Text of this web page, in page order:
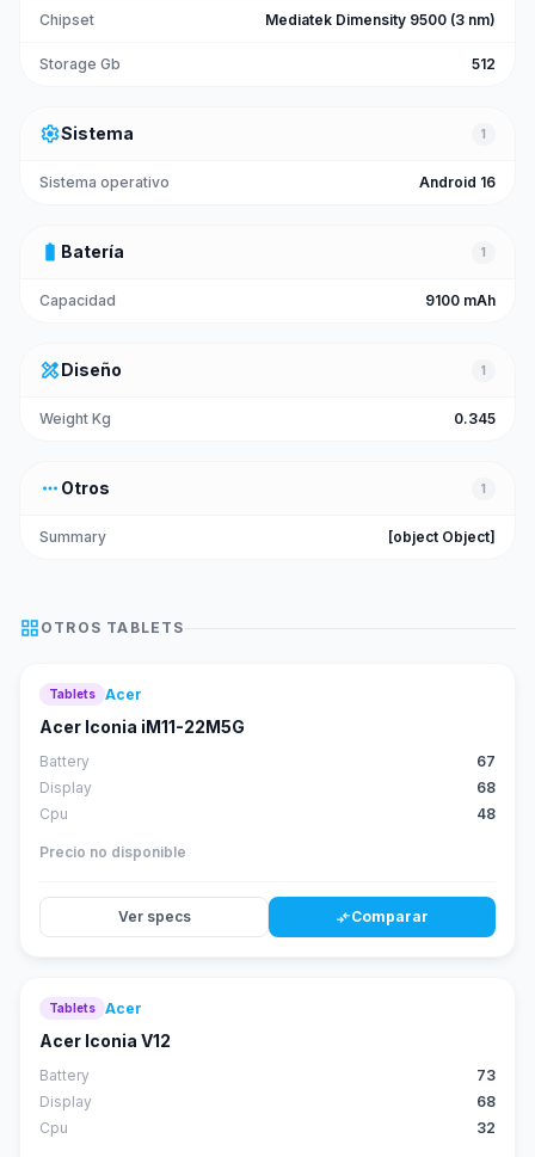
Chipset Mediatek Dimensity 9500 (3 nm)
Storage Gb 512
settingsSistema 1
Sistema operativo Android 16
battery_full Batería 1
Capacidad 9100 mAh
design_servicesDiseño 1
Weight Kg 0.345
more_horiz Otros 1
Summary [object Object]
grid_view OTROS TABLETS
Tablets Acer
Acer Iconia iM11-22M5G
Battery
67
Display
68
Cpu
48
Precio no disponible
Ver specs compare_arrowsComparar
Tablets Acer
Acer Iconia V12
Battery
73
Display
68
Cpu
32